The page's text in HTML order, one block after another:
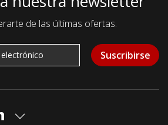
de las últimas ofertas.
Suscribirse